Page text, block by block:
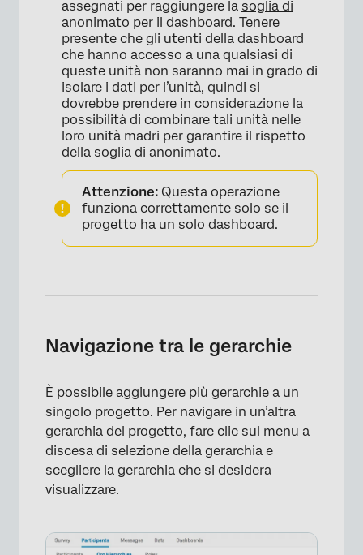
×
assegnati per raggiungere la soglia di
anonimato per il dashboard. Tenere
presente che gli utenti della dashboard
che hanno accesso a una qualsiasi di
queste unità non saranno mai in grado di
isolare i dati per l’unità, quindi si
dovrebbe prendere in considerazione la
possibilità di combinare tali unità nelle
loro unità madri per garantire il rispetto
della soglia di anonimato.
Attenzione: Questa operazione
funziona correttamente solo se il
progetto ha un solo dashboard.
Navigazione tra le gerarchie
È possibile aggiungere più gerarchie a un
singolo progetto. Per navigare in un’altra
gerarchia del progetto, fare clic sul menu a
discesa di selezione della gerarchia e
scegliere la gerarchia che si desidera
visualizzare.